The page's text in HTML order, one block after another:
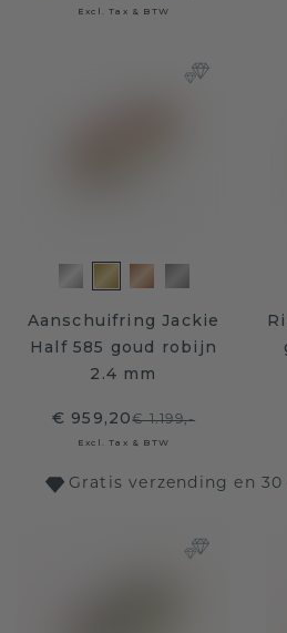
Excl. Tax & BTW
Aanschuifring Jackie
Half 585 goud robijn
2.4 mm
€ 959,20€ 1.199,-
Excl. Tax & BTW
Gratis verzending en